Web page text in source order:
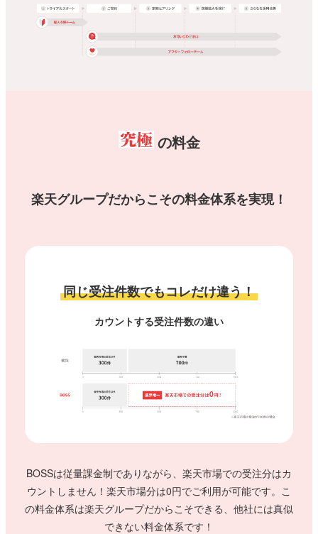
究極
の料金
楽天グループだからこその料金体系を実現！
同じ受注件数でもコレだけ違う！
カウントする受注件数の違い
BOSSは従量課金制でありながら、楽天市場での受注分はカ
ウントしません！ 楽天市場分は0円でご利用が可能です。 こ
の料金体系は楽天グループだからこそできる、他社には真似
できない料金体系です！